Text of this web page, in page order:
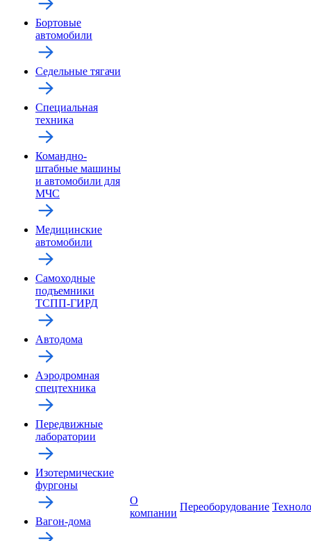
Бортовые
автомобили
Седельные тягачи
Специальная
техника
Командно-
штабные машины
и автомобили для
МЧС
Медицинские
автомобили
Самоходные
подъемники
ТСПП-ГИРД
Автодома
Аэродромная
спецтехника
Передвижные
лаборатории
Изотермические
фургоны
Вагон-дома
О
компании
Переоборудование